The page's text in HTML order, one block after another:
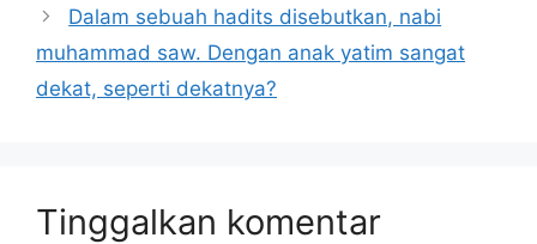
Dalam sebuah hadits disebutkan, nabi
muhammad saw. Dengan anak yatim sangat
dekat, seperti dekatnya?
Tinggalkan komentar